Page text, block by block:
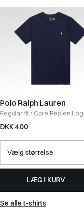
Polo Ralph Lauren
Regular fit/ Core Replen
/NAVY
DKK 400
LÆG I KURV
Se alle t-shirts